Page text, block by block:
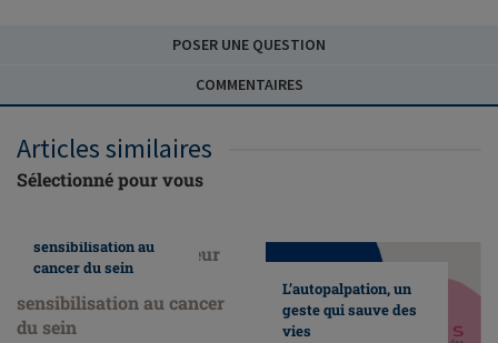
POSER UNE QUESTION
COMMENTAIRES
Articles similaires
Sélectionné pour vous
sensibilisation au
cancer du sein
L’autopalpation, un
geste qui sauve des
vies